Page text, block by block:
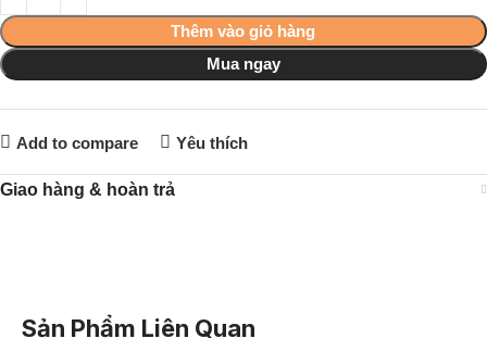
Thêm vào giỏ hàng
Mua ngay
Add to compare Yêu thích
Giao hàng & hoàn trả
Sản Phẩm Liên Quan